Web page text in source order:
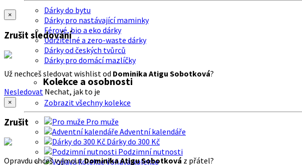
Dárky do bytu
Dárky pro nastávající maminky
Férové, bio a eko dárky
Udržitelné a zero-waste dárky
Dárky od českých tvůrců
Dárky pro domácí mazlíčky
Kolekce a osobnosti
Zobrazit všechny kolekce
Pro muže
Adventní kalendáře
Dárky do 300 Kč
Podzimní nutnosti
Voňavá kolekce
×
Zrušit sledování
Už nechceš sledovat wishlist od Dominika Atigu Sobotková?
Nesledovat Nechat, jak to je
×
Zrušit
Opravdu chceš vyjmoutDominika Atigu Sobotková z přátel?